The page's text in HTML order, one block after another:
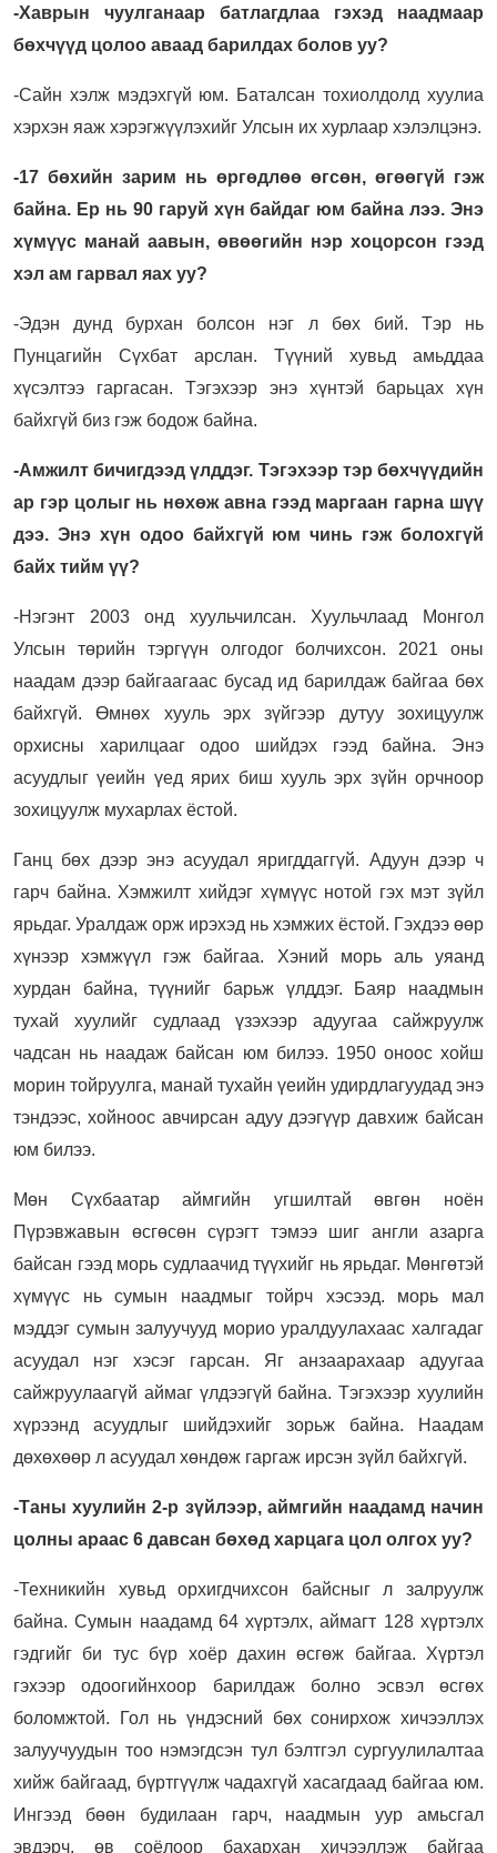
-Хаврын чуулганаар батлагдлаа гэхэд наадмаар
бөхчүүд цолоо аваад барилдах болов уу?
-Сайн хэлж мэдэхгүй юм. Баталсан тохиолдолд хуулиа
хэрхэн яаж хэрэгжүүлэхийг Улсын их хурлаар хэлэлцэнэ.
-17 бөхийн зарим нь өргөдлөө өгсөн, өгөөгүй гэж
байна. Ер нь 90 гаруй хүн байдаг юм байна лээ. Энэ
хүмүүс манай аавын, өвөөгийн нэр хоцорсон гээд
хэл ам гарвал яах уу?
-Эдэн дунд бурхан болсон нэг л бөх бий. Тэр нь
Пунцагийн Сүхбат арслан. Түүний хувьд амьддаа
хүсэлтээ гаргасан. Тэгэхээр энэ хүнтэй барьцах хүн
байхгүй биз гэж бодож байна.
-Амжилт бичигдээд үлддэг. Тэгэхээр тэр бөхчүүдийн
ар гэр цолыг нь нөхөж авна гээд маргаан гарна шүү
дээ. Энэ хүн одоо байхгүй юм чинь гэж болохгүй
байх тийм үү?
-Нэгэнт 2003 онд хуульчилсан. Хуульчлаад Монгол
Улсын төрийн тэргүүн олгодог болчихсон. 2021 оны
наадам дээр байгаагаас бусад ид барилдаж байгаа бөх
байхгүй. Өмнөх хууль эрх зүйгээр дутуу зохицуулж
орхисны харилцааг одоо шийдэх гээд байна. Энэ
асуудлыг үеийн үед ярих биш хууль эрх зүйн орчноор
зохицуулж мухарлах ёстой.
Ганц бөх дээр энэ асуудал яригддаггүй. Адуун дээр ч
гарч байна. Хэмжилт хийдэг хүмүүс нотой гэх мэт зүйл
ярьдаг. Уралдаж орж ирэхэд нь хэмжих ёстой. Гэхдээ өөр
хүнээр хэмжүүл гэж байгаа. Хэний морь аль уяанд
хурдан байна, түүнийг барьж үлддэг. Баяр наадмын
тухай хуулийг судлаад үзэхээр адуугаа сайжруулж
чадсан нь наадаж байсан юм билээ. 1950 оноос хойш
морин тойруулга, манай тухайн үеийн удирдлагуудад энэ
тэндээс, хойноос авчирсан адуу дээгүүр давхиж байсан
юм билээ.
Мөн Сүхбаатар аймгийн угшилтай өвгөн ноён
Пүрэвжавын өсгөсөн сүрэгт тэмээ шиг англи азарга
байсан гээд морь судлаачид түүхийг нь ярьдаг. Мөнгөтэй
хүмүүс нь сумын наадмыг тойрч хэсээд. морь мал
мэддэг сумын залуучууд морио уралдуулахаас халгадаг
асуудал нэг хэсэг гарсан. Яг анзаарахаар адуугаа
сайжруулаагүй аймаг үлдээгүй байна. Тэгэхээр хуулийн
хүрээнд асуудлыг шийдэхийг зорьж байна. Наадам
дөхөхөөр л асуудал хөндөж гаргаж ирсэн зүйл байхгүй.
-Таны хуулийн 2-р зүйлээр, аймгийн наадамд начин
цолны араас 6 давсан бөхөд харцага цол олгох уу?
-Техникийн хувьд орхигдчихсон байсныг л залруулж
байна. Сумын наадамд 64 хүртэлх, аймагт 128 хүртэлх
гэдгийг би тус бүр хоёр дахин өсгөж байгаа. Хүртэл
гэхээр одоогийнхоор барилдаж болно эсвэл өсгөх
боломжтой. Гол нь үндэсний бөх сонирхож хичээллэх
залуучуудын тоо нэмэгдсэн тул бэлтгэл сургуулилалтаа
хийж байгаад, бүртгүүлж чадахгүй хасагдаад байгаа юм.
Ингээд бөөн будилаан гарч, наадмын уур амьсгал
эвдэрч, өв соёлоор бахархан хичээллэж байгаа